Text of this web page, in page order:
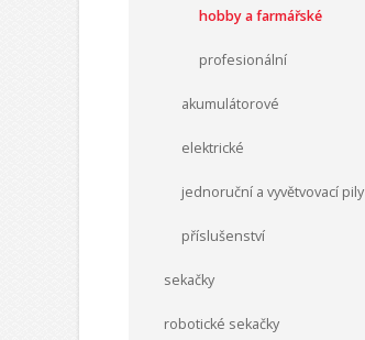
hobby a farmářské
profesionální
akumulátorové
elektrické
jednoruční a vyvětvovací pily
příslušenství
sekačky
robotické sekačky